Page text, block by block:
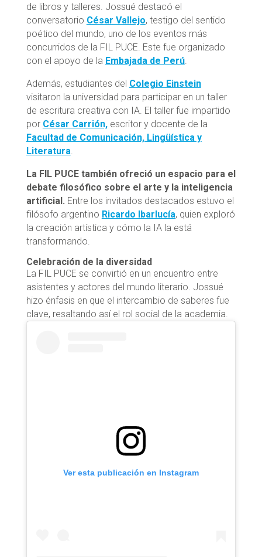
de libros y talleres. Jossué destacó el
conversatorio César Vallejo, testigo del sentido
poético del mundo, uno de los eventos más
concurridos de la FIL PUCE. Este fue organizado
con el apoyo de la Embajada de Perú.
Además, estudiantes del Colegio Einstein
visitaron la universidad para participar en un taller
de escritura creativa con IA. El taller fue impartido
por César Carrión,escritor y docente de la
Facultad de Comunicación, Lingüística y
Literatura
La FIL PUCE también ofreció un espacio para el
debate filosófico sobre el arte y la inteligencia
artificial. Entre los invitados destacados estuvo el
filósofo argentino Ricardo Ibarlucía, quien exploró
la creación artística y cómo la IA la está
transformando.
Celebración de la diversidad
La FIL PUCE se convirtió en un encuentro entre
asistentes y actores del mundo literario. Jossué
hizo énfasis en que el intercambio de saberes fue
clave, resaltando así el rol social de la academia.
Ver esta publicación en Instagram